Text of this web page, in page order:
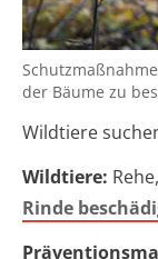
der Bäume zu
Wildtiere
Wildtiere:
Rinde